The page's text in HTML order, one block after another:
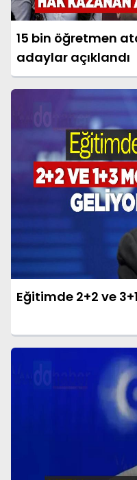
15 bin öğretmen
adaylar açıklandı
Eğitimde 2+2 ve